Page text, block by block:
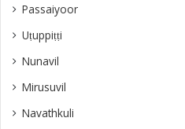
Passaiyoor
Uṭuppiṭṭi
Nunavil
Mirusuvil
Navathkuli